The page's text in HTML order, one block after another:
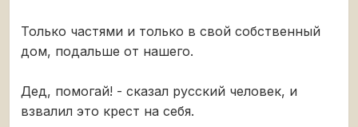
Только частями и только в свой собственный
дом, подальше от нашего.
Дед, помогай! - сказал русский человек, и
взвалил это крест на себя.